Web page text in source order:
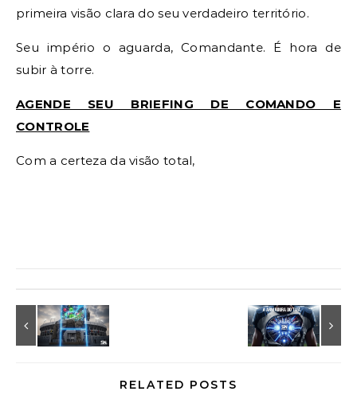
primeira visão clara do seu verdadeiro território.
Seu império o aguarda, Comandante. É hora de
subir à torre.
AGENDE SEU BRIEFING DE COMANDO E
CONTROLE
Com a certeza da visão total,
RELATED POSTS